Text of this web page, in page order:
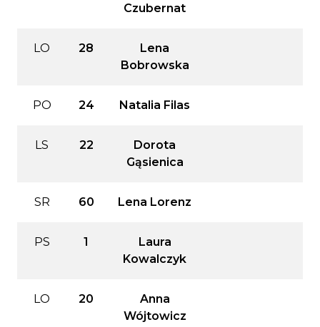
Czubernat
LO 28
Lena
Bobrowska
PO 24 Natalia Filas
LS 22
Dorota
Gąsienica
SR 60 Lena Lorenz
PS 1
Laura
Kowalczyk
LO 20
Anna
Wójtowicz